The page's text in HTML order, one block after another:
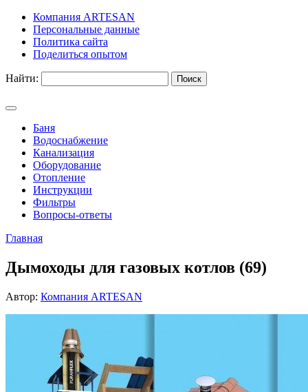
Компания ARTESAN
Персональные данные
Политика сайта
Поделиться опытом
Найти:
Баня
Водоснабжение
Канализация
Оборудование
Отопление
Инструкции
Фильтры
Вопросы-ответы
Главная
Дымоходы для газовых котлов (69)
Автор: Компания ARTESAN